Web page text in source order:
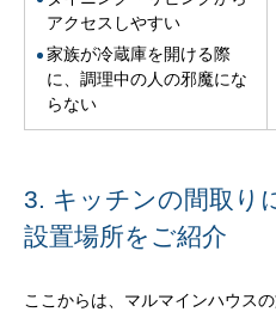
アクセスしやすい
家族が冷蔵庫を開ける際
に、調理中の人の邪魔にな
らない
3. キッチンの間取り
設置場所をご紹介
ここからは、マルマインハウス